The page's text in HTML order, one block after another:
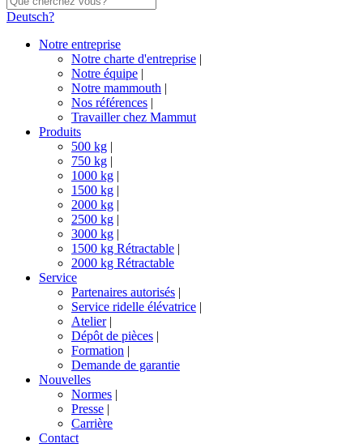
Deutsch?
Notre entreprise
Notre charte d'entreprise |
Notre équipe |
Notre mammouth |
Nos références |
Travailler chez Mammut
Produits
500 kg |
750 kg |
1000 kg |
1500 kg |
2000 kg |
2500 kg |
3000 kg |
1500 kg Rétractable |
2000 kg Rétractable
Service
Partenaires autorisés |
Service ridelle élévatrice |
Atelier |
Dépôt de pièces |
Formation |
Demande de garantie
Nouvelles
Normes |
Presse |
Carrière
Contact